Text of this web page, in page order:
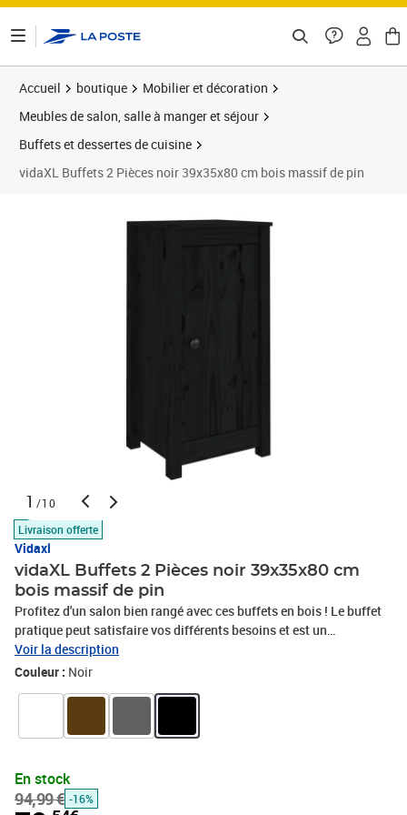
Accueil boutique
Mobilier et décoration
Meubles de salon, salle à manger et séjour
Buffets et dessertes de cuisine
vidaXL Buffets 2 Pièces noir 39x35x80 cm bois massif de pin
1 /10
Livraison offerte
Vidaxl
vidaXL Buffets 2 Pièces noir 39x35x80 cm
bois massif de pin
Profitez d'un salon bien rangé avec ces buffets en bois ! Le buffet
pratique peut satisfaire vos différents besoins et est un
complément idéal à votre pièce. Bois de pin massif : le bois de pin
massif est un matériau naturel magnifique. Le bois de pin a un
articles essentiels quotidiens bien organisés et facilement
est idéal pour exposer des objets décoratifs, des cadres photo ou
des plantes en pot.Deux options d'assemblage : la porte du
Voir la description
Couleur : Noir
En stock
94,99 € -16%